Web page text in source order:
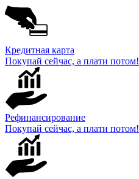
Кредитная карта
Покупай сейчас, а плати потом!
Рефинансирование
Покупай сейчас, а плати потом!